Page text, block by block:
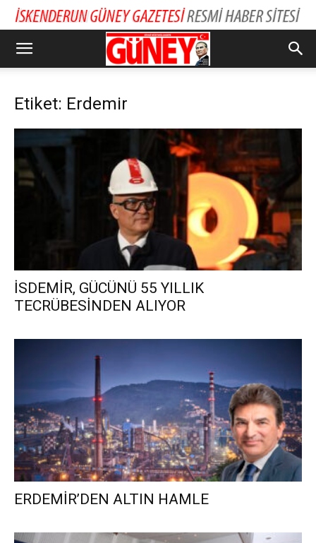
Etiket: Erdemir
İSDEMİR, GÜCÜNÜ 55 YILLIK
TECRÜBESİNDEN ALIYOR
ERDEMİR’DEN ALTIN HAMLE